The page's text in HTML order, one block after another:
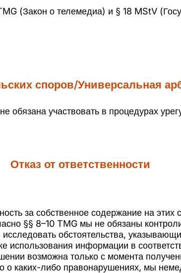
(Закон о телемедиа) и § 18 MStV
споров/Универсальная
участвовать в процедурах
Отказ от ответственности
за собственное содержание на этих
§§ 8–10 TMG мы не обязаны
обстоятельства,
использования информации в
возможна только с момента
о каких-либо правонарушениях, мы